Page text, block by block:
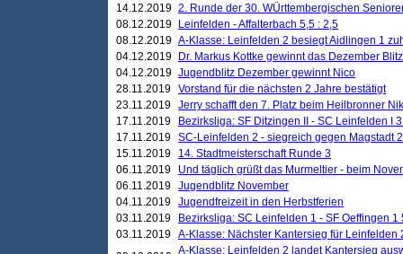
14.12.2019 2. Runde der 30. WÜrttembergischen
08.12.2019
Leinfelden - Affalterbach 5,5 : 2,5
08.12.2019 A-Klasse: Leinfelden 2 besiegt Aidlingen 1
04.12.2019
Dr. Markus Kottke gewinnt das Dezember
04.12.2019 Jugendblitz Dezember gewinnt Nico
28.11.2019 Vorstand für die nächsten 2 Jahre bestätigt
23.11.2019 Jerry schafft den 7. Platz beim Heilbronner
17.11.2019
Bezirksliga: SF Ditzingen II - SC Leinfelden I
17.11.2019 SC-Leinfelden 2 - siegreich gegen Magstadt 2
15.11.2019
14. Stadtmeisterschaft Runde 3
06.11.2019
Und täglich grüßt das Murmeltier - beim
06.11.2019 Jugendblitz November
04.11.2019 Jugendfreizeit in den Herbstferien
03.11.2019
Bezirksliga: SC Leinfelden 1 - SF Oeffingen 1
03.11.2019 A-Klasse: Nächster Kantersieg für Leinfelden
A-Klasse: Leinfelden 2 landet Kantersieg